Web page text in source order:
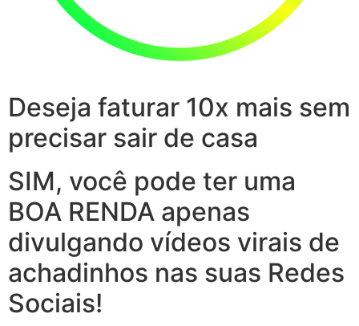
Deseja faturar 10x mais sem
precisar sair de casa
SIM, você pode ter uma
BOA RENDA apenas
divulgando vídeos virais de
achadinhos nas suas Redes
Sociais!